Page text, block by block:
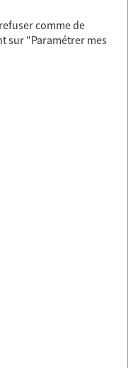
avec votre
votre
comme de
sur "Paramétrer mes